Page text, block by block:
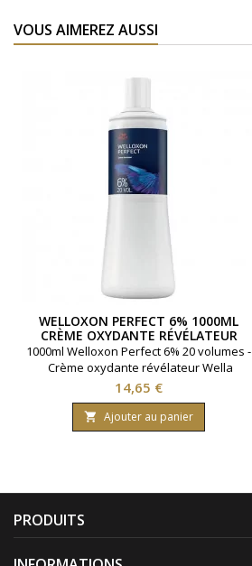
VOUS AIMEREZ AUSSI
WELLOXON PERFECT 6% 1000ML
CRÈME OXYDANTE RÉVÉLATEUR
WELLA
1000ml Welloxon Perfect 6% 20 volumes -
Crème oxydante révélateur Wella
Prix
14,65 €
 Ajouter au panier
PRODUITS